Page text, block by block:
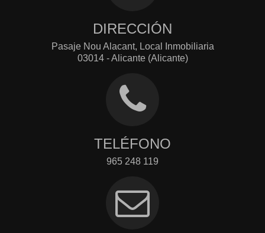
DIRECCIÓN
Pasaje Nou Alacant, Local Inmobiliaria
03014 - Alicante (Alicante)
TELÉFONO
965 248 119